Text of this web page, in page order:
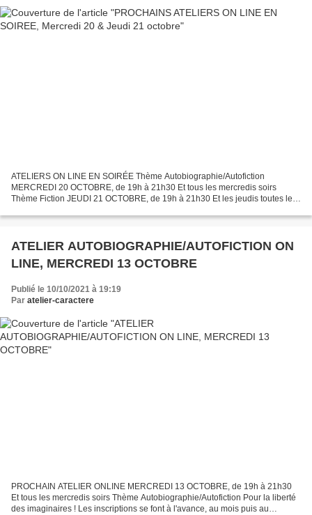
ATELIERS ON LINE EN SOIRÉE Thème Autobiographie/Autofiction
MERCREDI 20 OCTOBRE, de 19h à 21h30 Et tous les mercredis soirs
Thème Fiction JEUDI 21 OCTOBRE, de 19h à 21h30 Et les jeudis toutes les
ATELIER AUTOBIOGRAPHIE/AUTOFICTION ON
LINE, MERCREDI 13 OCTOBRE
Publié le 10/10/2021 à 19:19
Par atelier-caractere
PROCHAIN ATELIER ONLINE MERCREDI 13 OCTOBRE, de 19h à 21h30
Et tous les mercredis soirs Thème Autobiographie/Autofiction Pour la liberté
des imaginaires ! Les inscriptions se font à l'avance, au mois puis au